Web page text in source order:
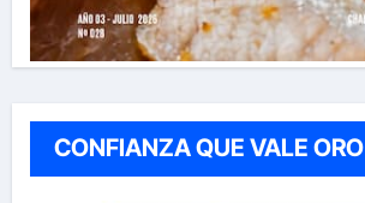
CONFIANZA QUE VALE ORO